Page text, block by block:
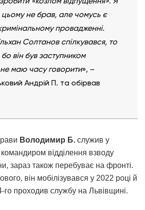
цьому не брав, але чомусь є
провадженні.
Солтанов спілкувався, то
він був заступником
маю часу говорити», –
Андрій П. та обірвав
Володимир Б. служив у
командиром відділення взводу
зараз також перебуває на фронті.
він мобілізувався у 2022 році й
го проходив службу на Львівщині.